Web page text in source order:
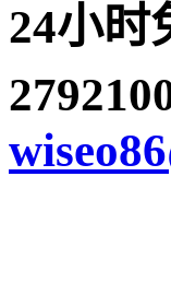
24小时